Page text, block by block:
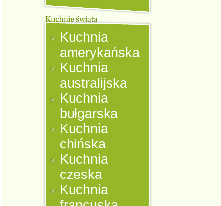
Kuchnia
amerykańska
Kuchnia
australijska
Kuchnia
bułgarska
Kuchnia
chińska
Kuchnia
czeska
Kuchnia